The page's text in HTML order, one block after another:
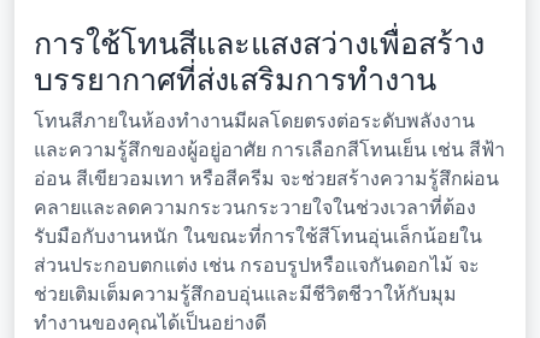
การใช้โทนสีและแสงสว่างเพื่อสร้าง
บรรยากาศที่ส่งเสริมการทำงาน
โทนสีภายในห้องทำงานมีผลโดยตรงต่อระดับพลังงาน
และความรู้สึกของผู้อยู่อาศัย การเลือกสีโทนเย็น เช่น สีฟ้า
อ่อน สีเขียวอมเทา หรือสีครีม จะช่วยสร้างความรู้สึกผ่อน
คลายและลดความกระวนกระวายใจในช่วงเวลาที่ต้อง
รับมือกับงานหนัก ในขณะที่การใช้สีโทนอุ่นเล็กน้อยใน
ส่วนประกอบตกแต่ง เช่น กรอบรูปหรือแจกันดอกไม้ จะ
ช่วยเติมเต็มความรู้สึกอบอุ่นและมีชีวิตชีวาให้กับมุม
ทำงานของคุณได้เป็นอย่างดี